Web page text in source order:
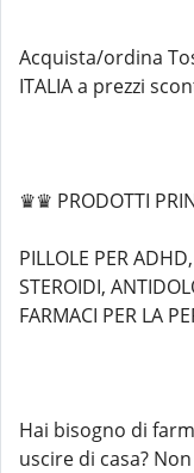
Acquista/ordina
ITALIA a prezzi
♛♛ PRODOTTI
PILLOLE PER
STEROIDI,
FARMACI PER LA
Hai bisogno di
uscire di casa?